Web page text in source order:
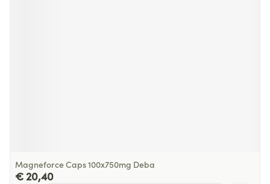
Magneforce Caps 100x750mg Deba
€ 20,40